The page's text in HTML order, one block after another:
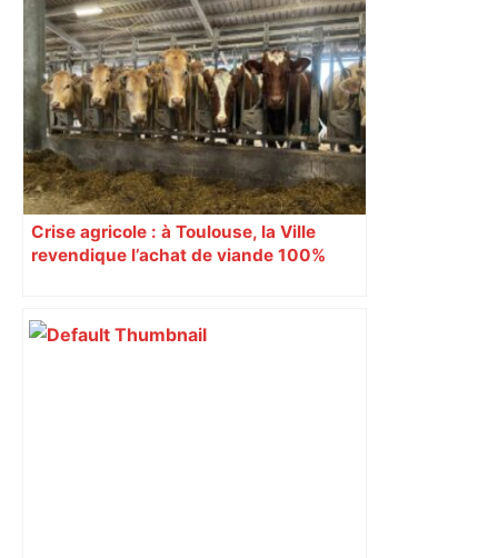
Crise agricole : à Toulouse, la Ville
revendique l’achat de viande 100%